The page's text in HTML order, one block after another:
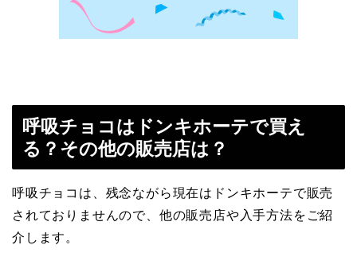
呼吸チョコはドンキホーテで買え
る？その他の販売店は？
呼吸チョコは、残念ながら現在はドンキホーテで販売
されておりませんので、他の販売店や入手方法をご紹
介します。